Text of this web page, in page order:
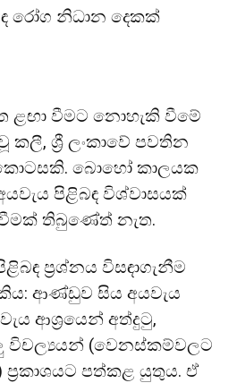
රෝග නිධාන දෙකක්
ළඟා වීමට නොහැකි වීමේ
කලී, ශ්‍රී ලංකාවේ පවතින
කොටසකි. බොහෝ කාලයක
පිළිබඳ විශ්වාසයක්
තිබුණේත් නැත.
ප්‍රශ්නය විසඳාගැනීම
ආණ්ඩුව සිය අයවැය
ආශ්‍රයෙන් අත්දුටු,
විචල්‍යයන් (වෙනස්කම්වලට
පත්කළ යුතුය. ඒ